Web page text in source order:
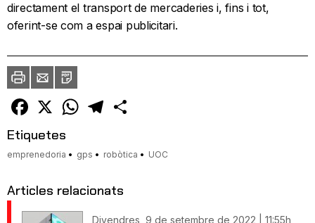
directament el transport de mercaderies i, fins i tot,
oferint-se com a espai publicitari.
ImprimirEnvia
un
amic
PDF
Facebook
X WhatsAppTelegram
Etiquetes
emprenedoria gps robòtica UOC
Articles relacionats
Divendres, 9 de setembre de 2022 | 11:55h